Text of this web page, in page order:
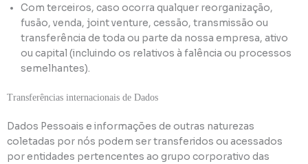
Com terceiros, caso ocorra qualquer reorganização,
fusão, venda, joint venture, cessão, transmissão ou
transferência de toda ou parte da nossa empresa, ativo
ou capital (incluindo os relativos à falência ou processos
semelhantes).
Transferências internacionais de Dados
Dados Pessoais e informações de outras naturezas
coletadas por nós podem ser transferidos ou acessados
por entidades pertencentes ao grupo corporativo das